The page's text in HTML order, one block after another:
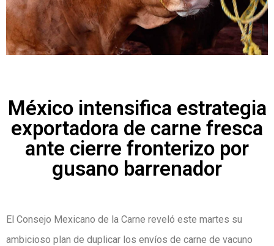
México intensifica estrategia
exportadora de carne fresca
ante cierre fronterizo por
gusano barrenador
El Consejo Mexicano de la Carne reveló este martes su
ambicioso plan de duplicar los envíos de carne de vacuno